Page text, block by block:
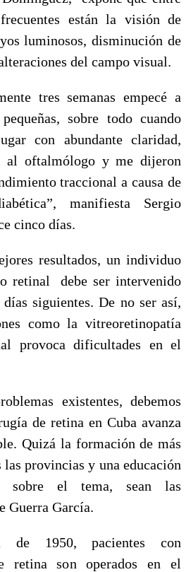
están la visión de
luminosos, disminución de
del campo visual.
tres semanas empecé a
sobre todo cuando
con abundante claridad,
al oftalmólogo y me dijeron
traccional a causa de
manifiesta Sergio
cinco días.
resultados, un individuo
retinal debe ser intervenido
siguientes. De no ser así,
como la vitreoretinopatía
provoca dificultades en el
existentes, debemos
de retina en Cuba avanza
Quizá la formación de más
provincias y una educación
sobre el tema, sean las
Guerra García.
de 1950, pacientes con
retina son operados en el